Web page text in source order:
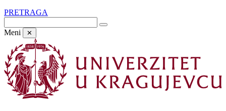
PRETRAGA
Meni ✕